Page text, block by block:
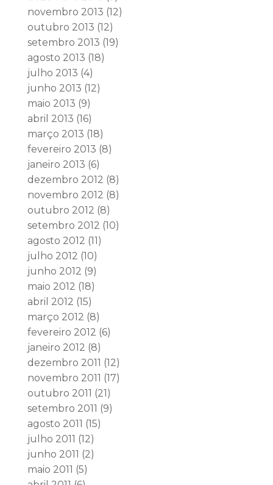
novembro 2013 (12)
outubro 2013 (12)
setembro 2013 (19)
agosto 2013 (18)
julho 2013 (4)
junho 2013 (12)
maio 2013 (9)
abril 2013 (16)
março 2013 (18)
fevereiro 2013 (8)
janeiro 2013 (6)
dezembro 2012 (8)
novembro 2012 (8)
outubro 2012 (8)
setembro 2012 (10)
agosto 2012 (11)
julho 2012 (10)
junho 2012 (9)
maio 2012 (18)
abril 2012 (15)
março 2012 (8)
fevereiro 2012 (6)
janeiro 2012 (8)
dezembro 2011 (12)
novembro 2011 (17)
outubro 2011 (21)
setembro 2011 (9)
agosto 2011 (15)
julho 2011 (12)
junho 2011 (2)
maio 2011 (5)